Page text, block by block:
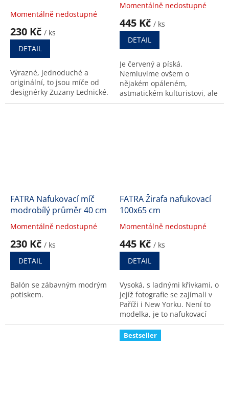
Momentálně nedostupné
230 Kč / ks
DETAIL
Výrazné, jednoduché a
originální, to jsou míče od
designérky Zuzany Lednické.
Průměrné
produktu
4,6
5
hvězdiček.
Momentálně nedostupné
445 Kč / ks
DETAIL
Je červený a píská.
Nemluvíme ovšem o
nějakém opáleném,
astmatickém kulturistovi, ale
o nafukovacím buvolovi.
FATRA Nafukovací míč
modrobílý průměr 40 cm
Průměrné
produktu
5,0
5
hvězdiček.
Momentálně nedostupné
230 Kč / ks
DETAIL
Balón se zábavným modrým
potiskem.
FATRA Žirafa nafukovací
100x65 cm
Průměrné
produktu
5,0
5
hvězdiček.
Momentálně nedostupné
445 Kč / ks
DETAIL
Vysoká, s ladnými křivkami, o
jejíž fotografie se zajímali v
Paříži i New Yorku. Není to
modelka, je to nafukovací
žlutá žirafa z Fatry.
Bestseller